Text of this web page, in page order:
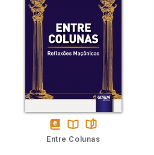
disponívelDisponível
páginas
Entre Colunas